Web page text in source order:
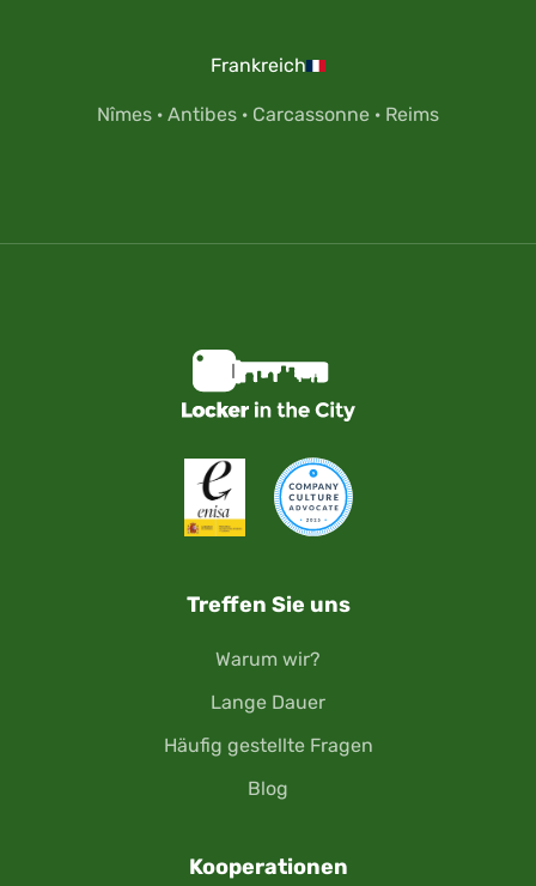
Frankreich
Nîmes · Antibes · Carcassonne · Reims
Treffen Sie uns
Warum wir?
Lange Dauer
Häufig gestellte Fragen
Blog
Kooperationen